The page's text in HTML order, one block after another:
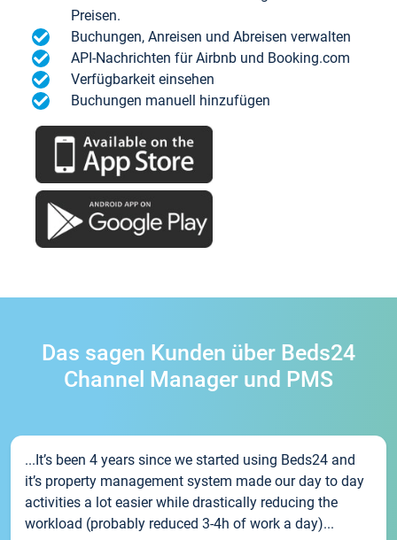
Preisen.
Buchungen, Anreisen und Abreisen verwalten
API-Nachrichten für Airbnb und Booking.com
Verfügbarkeit einsehen
Buchungen manuell hinzufügen
Das sagen Kunden über Beds24
Channel Manager und PMS
...It’s been 4 years since we started using Beds24 and
it’s property management system made our day to day
activities a lot easier while drastically reducing the
workload (probably reduced 3-4h of work a day)...